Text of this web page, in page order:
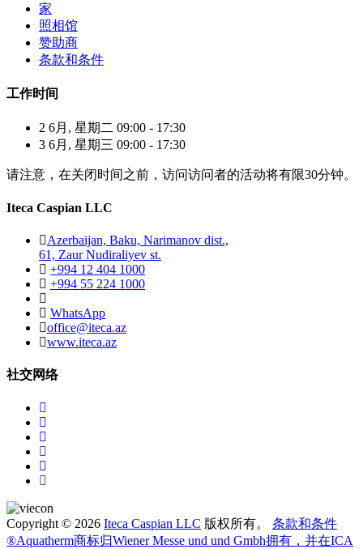
家
照相馆
赞助商
条款和条件
工作时间
2 6月, 星期二 09:00 - 17:30
3 6月, 星期三 09:00 - 17:30
请注意，在关闭时间之前，访问访问者的活动将有限30分钟。
Iteca Caspian LLC
Azerbaijan, Baku, Narimanov dist.,
61, Zaur Nudiraliyev st.
+994 12 404 1000
+994 55 224 1000
WhatsApp
office@iteca.az
www.iteca.az
社交网络
Copyright © 2026 Iteca Caspian LLC 版权所有。
条款和条件
®Aquatherm商标归Wiener Messe und und Gmbh拥有，并在ICA